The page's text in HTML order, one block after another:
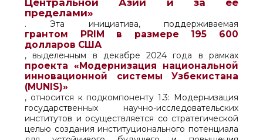
Центральной Азии и за ее
пределами»
. Эта инициатива, поддерживаемая
грантом PRIM в размере 195 600
долларов США
, выделенным в декабре 2024 года в рамках
проекта «Модернизация национальной
инновационной системы Узбекистана
(MUNIS)»
, относится к подкомпоненту 1.3: Модернизация
государственных научно-исследовательских
институтов и осуществляется со стратегической
целью создания институционального потенциала